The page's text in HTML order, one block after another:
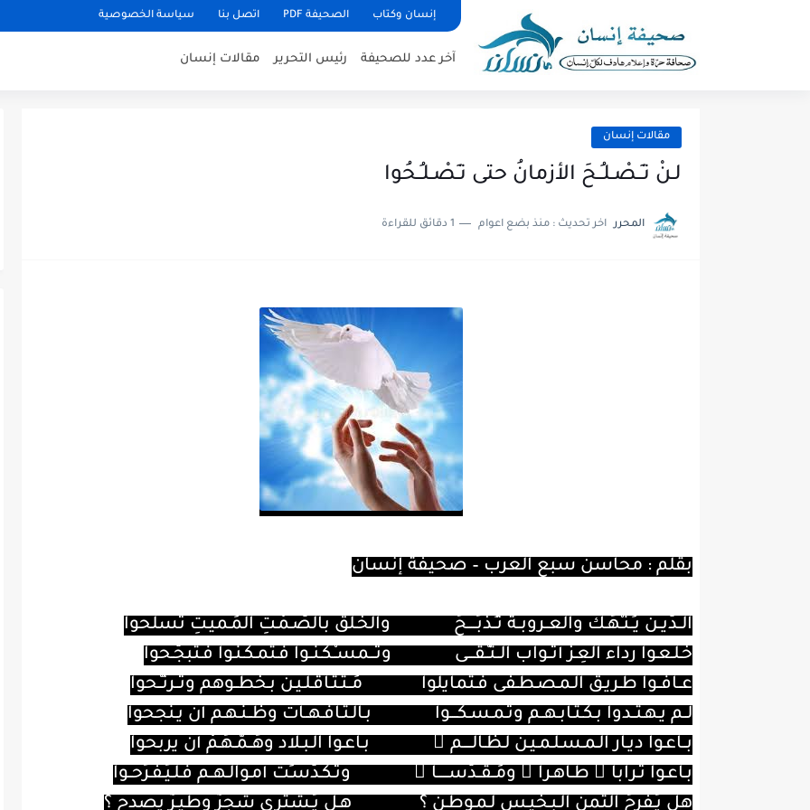
إنسان وكتاب الصحيفة PDF اتصل بنا سياسة الخصوصية
آخر عدد للصحيفة رئيس التحرير مقالات إنسان
مقالات إنسان
لـنْ تـَـصْـلـُـحَ الأزمانُ حتى تـَصْـلـُـحُوا
المحرر اخر تحديث : منذ بضع اعوام 1 دقائق للقراءة
بقلم : محاسن سبع العرب – صحيفة إنسان
الــدّيــنُ يـُـنـْهَـكُ والعــروبــة تـُـذبَـــــحُ
والخَـلقُ بالصّـمْـتِ المُـميـتِ تسلحوا
خـلـعـوا رداء العِـزِّ أثــواب الــتـُّـقــــى
وتـــمسـْـكـنــوا فـتمـكـنـوا فـتبجَّـحوا
عــافــوا طـريـق الـمـصـطـفى فـتمايلوا
مُــتـثـاقـلـيـن بـخُطــوهم وتــرنـَّـحوا
لــم يـهـتــدوا بـكـتـابـهــم وتـمـسـكــــوا
بـالـتـافـهــات وظــنـهـم أن يـنجحوا
بــاعـوا ديـار الـمـسـلـمـيـن لـظـالـــــم ٍ
بـاعـوا الـبـلاد وهَــمُّـهُـمْ أن يربحوا
بـاعـوا تـرابا ً طـاهـرا ً ومُــقــدّســــــا ً
وتـكـدَّسـَتْ أمـوالـهــم فـلـيَـفـرَحــوا
هل يُـفرِحُ الثمن الـبـخيـس لـمـوطـن ؟
هـل يُـشترى شجرٌ وطيـرٌ يصدح ؟